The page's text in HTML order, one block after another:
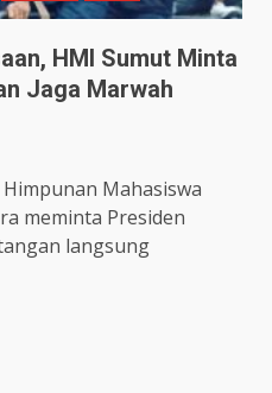
HMI Sumut Minta
Jaga Marwah
Himpunan Mahasiswa
meminta Presiden
langsung